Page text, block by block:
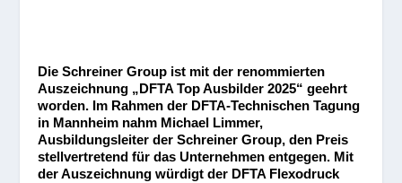
Die Schreiner Group ist mit der renommierten
Auszeichnung „DFTA Top Ausbilder 2025“ geehrt
worden. Im Rahmen der DFTA-Technischen Tagung
in Mannheim nahm Michael Limmer,
Ausbildungsleiter der Schreiner Group, den Preis
stellvertretend für das Unternehmen entgegen. Mit
der Auszeichnung würdigt der DFTA Flexodruck